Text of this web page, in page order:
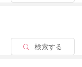
検索する